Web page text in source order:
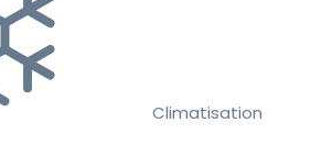
Climatisation